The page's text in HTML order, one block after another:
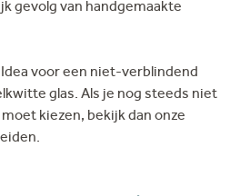
gevolg van handgemaakte
voor een niet-verblindend
glas. Als je nog steeds niet
kiezen, bekijk dan onze